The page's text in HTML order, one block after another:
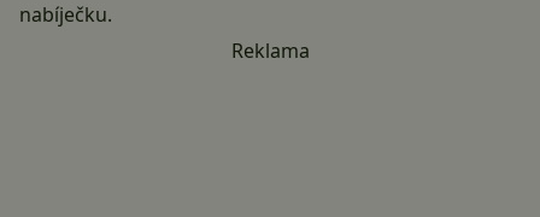
nabíječku.
Reklama